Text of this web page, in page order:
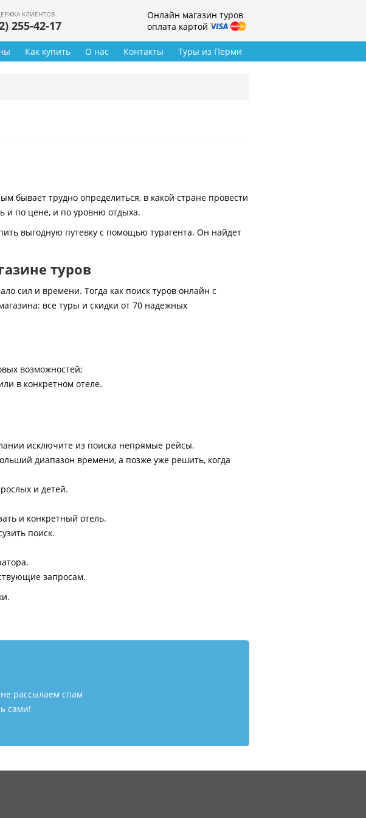
КЛИЕНТОВ
255-42-17
Онлайн магазин туров
оплата картой
Туры из Перми
Как купить О нас Контакты
бывает трудно определиться, в какой стране провести
и по цене, и по уровню отдыха.
выгодную путевку с помощью турагента. Он найдет
туров
сил и времени. Тогда как поиск туров онлайн с
все туры и скидки от 70 надежных
возможностей;
в конкретном отеле.
исключите из поиска непрямые рейсы.
диапазон времени, а позже уже решить, когда
и детей.
и конкретный отель.
поиск.
запросам.
рассылаем спам
сами!